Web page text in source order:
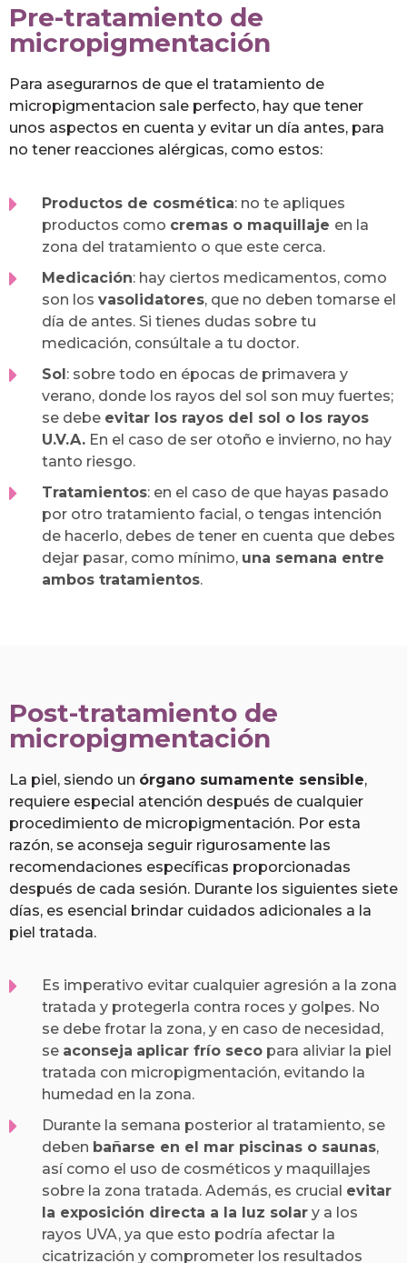
Pre-tratamiento de
micropigmentación
Para asegurarnos de que el tratamiento de
micropigmentacion sale perfecto, hay que tener
unos aspectos en cuenta y evitar un día antes, para
no tener reacciones alérgicas, como estos:
Productos de cosmética: no te apliques
productos como cremas o maquillaje en la
zona del tratamiento o que este cerca.
Medicación: hay ciertos medicamentos, como
son losvasolidatores, que no deben tomarse el
día de antes. Si tienes dudas sobre tu
medicación, consúltale a tu doctor.
Sol: sobre todo en épocas de primavera y
verano, donde los rayos del sol son muy fuertes;
se debe evitar los rayos del sol o los rayos
U.V.A. En el caso de ser otoño e invierno, no hay
tanto riesgo.
Tratamientos: en el caso de que hayas pasado
por otro tratamiento facial, o tengas intención
de hacerlo, debes de tener en cuenta que debes
dejar pasar, como mínimo, una semana entre
ambos tratamientos.
Post-tratamiento de
micropigmentación
La piel, siendo un órgano sumamente sensible,
requiere especial atención después de cualquier
procedimiento de micropigmentación. Por esta
razón, se aconseja seguir rigurosamente las
recomendaciones específicas proporcionadas
después de cada sesión. Durante los siguientes siete
días, es esencial brindar cuidados adicionales a la
piel tratada.
Es imperativo evitar cualquier agresión a la zona
tratada y protegerla contra roces y golpes. No
se debe frotar la zona, y en caso de necesidad,
se aconseja aplicar frío seco para aliviar la piel
tratada con micropigmentación, evitando la
humedad en la zona.
Durante la semana posterior al tratamiento, se
deben bañarse en el mar piscinas o saunas,
así como el uso de cosméticos y maquillajes
sobre la zona tratada. Además, es crucial evitar
la exposición directa a la luz solar y a los
rayos UVA, ya que esto podría afectar la
cicatrización y comprometer los resultados